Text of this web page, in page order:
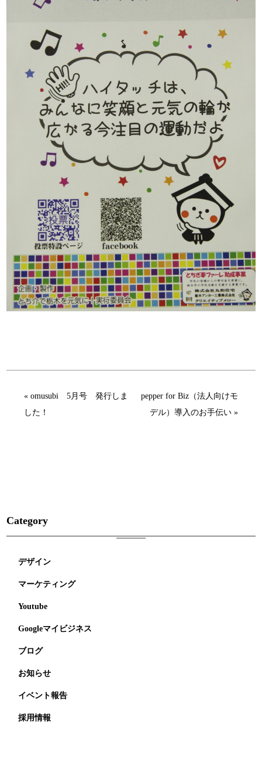
« omusubi 5月号 発行しま
した！
pepper for Biz（法人向けモ
デル）導入のお手伝い »
Category
デザイン
マーケティング
Youtube
Googleマイビジネス
ブログ
お知らせ
イベント報告
採用情報